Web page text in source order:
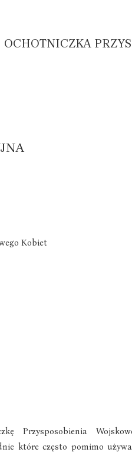
OCHOTNICZKA
Kobiet
Przysposobienia
które często pomimo